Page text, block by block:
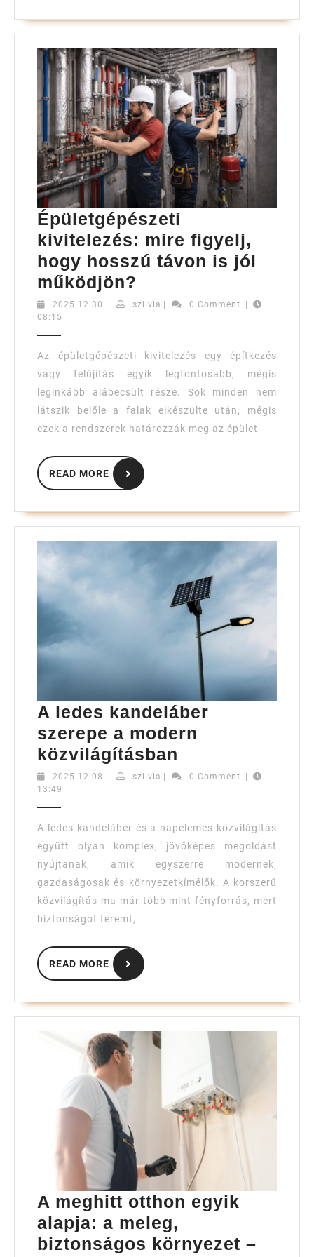
Épületgépészeti
kivitelezés: mire figyelj,
hogy hosszú távon is jól
működjön?
kivitelezés:
hogy
hosszú
távon
is
működjön?
2025.12.30. 2025.12.30.
szilvia szilvia 0 Comment
08:15
Az épületgépészeti kivitelezés egy építkezés
vagy felújítás egyik legfontosabb, mégis
leginkább alábecsült része. Sok minden nem
látszik belőle a falak elkészülte után, mégis
ezek a rendszerek határozzák meg az épület
READ MORE
READ
MORE
A ledes kandeláber
szerepe a modern
közvilágításban
ledes
a
modern
2025.12.08. 2025.12.08.
| szilvia szilvia
| 0 Comment
|
13:49
A ledes kandeláber és a napelemes közvilágítás
együtt olyan komplex, jövőképes megoldást
nyújtanak, amik egyszerre modernek,
gazdaságosak és környezetkímélők. A korszerű
közvilágítás ma már több mint fényforrás, mert
biztonságot teremt,
READ MORE
READ
MORE
A meghitt otthon egyik
alapja: a meleg,
biztonságos környezet –